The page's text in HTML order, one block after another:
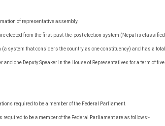
of representative assembly.
elected from the first-past-the-post election system (Nepal is
system that considers the country as one constituency) and has a
and one Deputy Speaker in the House of Representatives for a term of five
required to be a member of the Federal Parliament.
to be a member of the Federal Parliament are as follows:-